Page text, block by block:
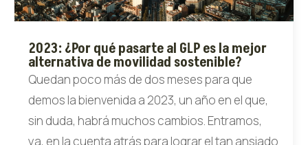
2023: ¿Por qué pasarte al GLP es la mejor
alternativa de movilidad sostenible?
Quedan poco más de dos meses para que
demos la bienvenida a 2023, un año en el que,
sin duda, habrá muchos cambios. Entramos,
ya, en la cuenta atrás para lograr el tan ansiado